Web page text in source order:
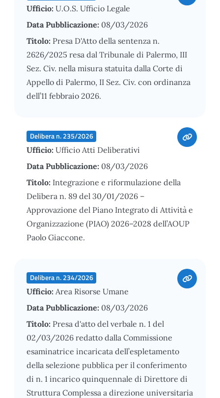
Ufficio: U.O.S. Ufficio Legale
Data Pubblicazione: 08/03/2026
Titolo: Presa D'Atto della sentenza n.
2626/2025 resa dal Tribunale di Palermo, III
Sez. Civ. nella misura statuita dalla Corte di
Appello di Palermo, II Sez. Civ. con ordinanza
dell’11 febbraio 2026.
Delibera n. 235/2026
Ufficio: Ufficio Atti Deliberativi
Data Pubblicazione: 08/03/2026
Titolo: Integrazione e riformulazione della
Delibera n. 89 del 30/01/2026 –
Approvazione del Piano Integrato di Attività e
Organizzazione (PIAO) 2026–2028 dell’AOUP
Paolo Giaccone.
Delibera n. 234/2026
Ufficio: Area Risorse Umane
Data Pubblicazione: 08/03/2026
Titolo: Presa d'atto del verbale n. 1 del
02/03/2026 redatto dalla Commissione
esaminatrice incaricata dell’espletamento
della selezione pubblica per il conferimento
di n. 1 incarico quinquennale di Direttore di
Struttura Complessa a direzione universitaria